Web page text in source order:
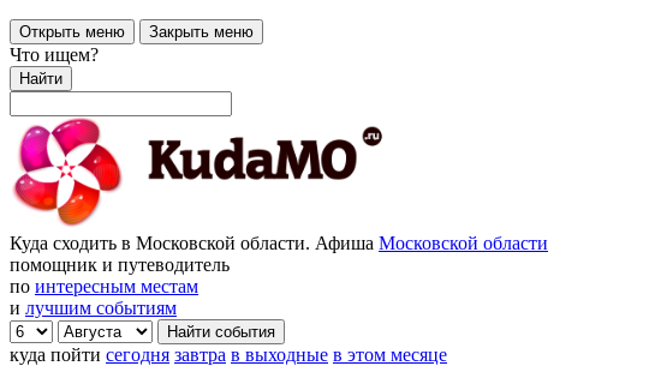
Открыть меню Закрыть меню
Что ищем?
Найти
Куда сходить в Московской области. Афиша Московской области
помощник и путеводитель
по интересным местам
и лучшим событиям
куда пойти сегодня завтра в выходные в этом месяце